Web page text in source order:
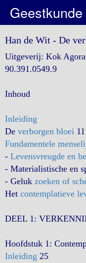
Geestkunde
Han de Wit - De
Uitgeverij: Kok
90.391.0549.9
Inhoud
Inleiding
De verborgen bloei 11
Fundamentele
- Levensvreugde en
- Materialistische en
- Geluk zoeken of
Het contemplatieve
DEEL 1:
Hoofdstuk 1:
Inleiding 25